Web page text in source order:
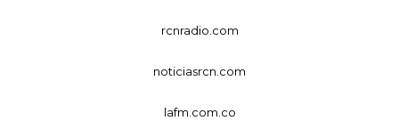
rcnradio.com
noticiasrcn.com
lafm.com.co